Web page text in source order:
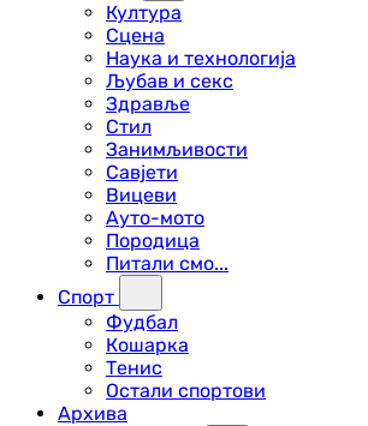
Култура
Сцена
Наука и технологија
Љубав и секс
Здравље
Стил
Занимљивости
Савјети
Вицеви
Ауто-мото
Породица
Питали смо...
Спорт
Фудбал
Кошарка
Тенис
Остали спортови
Архива